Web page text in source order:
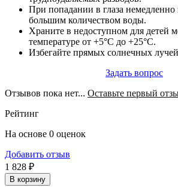
При попадании в глаза
большим количеством воды.
Храните в недоступном для детей
температуре от +5°C до +25°C.
Избегайте прямых солнечных
Задать вопрос
Отзывов пока нет... Оставьте первый
Рейтинг
На основе 0 оценок
Добавить отзыв
1 828 ₽
В корзину